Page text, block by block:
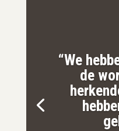
“We
de